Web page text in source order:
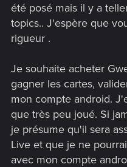
été posé mais il y a
topics.. J'espère que
rigueur .
Je souhaite acheter
gagner les cartes,
mon compte android.
que très peu joué. Si
je présume qu'il sera
Live et que je ne
avec mon compte